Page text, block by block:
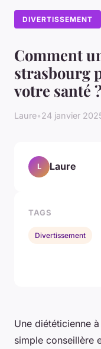
DIVERTISSEMENT
Comment
strasbourg
votre santé
Laure•24 janvier
Une diététicienne
simple conseillère
L Laure
TAGS
Divertissement